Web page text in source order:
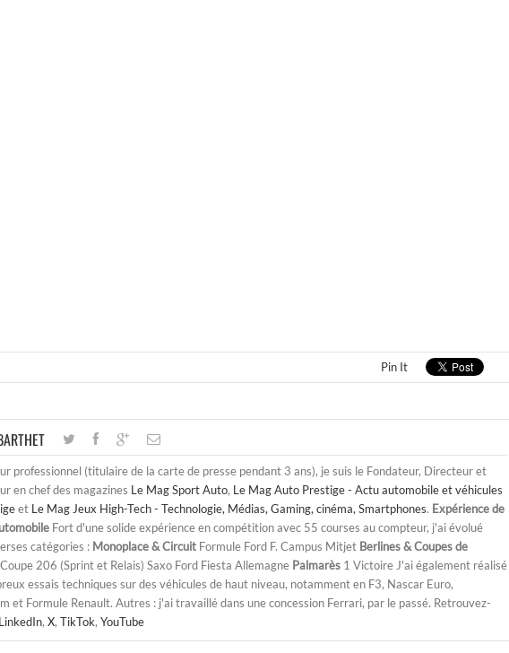
Pin It
professionnel (titulaire de la carte de presse pendant 3 ans), je suis le Fondateur, Directeur et
en chef des magazines Le Mag Sport Auto, Le Mag Auto Prestige - Actu automobile et véhicules
et Le Mag Jeux High-Tech - Technologie, Médias, Gaming, cinéma, Smartphones. Expérience de
Fort d'une solide expérience en compétition avec 55 courses au compteur, j'ai évolué
catégories : Monoplace & Circuit Formule Ford F. Campus Mitjet Berlines & Coupes de
Coupe 206 (Sprint et Relais) Saxo Ford Fiesta Allemagne Palmarès 1 Victoire J'ai également réalisé
essais techniques sur des véhicules de haut niveau, notamment en F3, Nascar Euro,
et Formule Renault. Autres : j'ai travaillé dans une concession Ferrari, par le passé. Retrouvez-
LinkedIn, X, TikTok, YouTube